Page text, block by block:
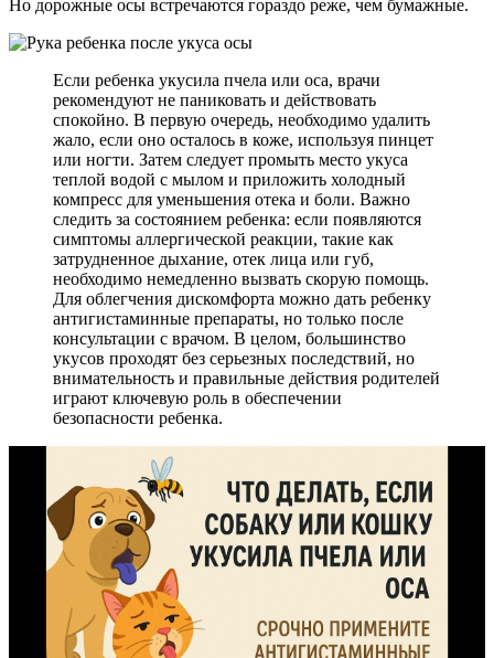
Но дорожные осы встречаются гораздо реже, чем бумажные.
Если ребенка укусила пчела или оса, врачи
рекомендуют не паниковать и действовать
спокойно. В первую очередь, необходимо удалить
жало, если оно осталось в коже, используя пинцет
или ногти. Затем следует промыть место укуса
теплой водой с мылом и приложить холодный
компресс для уменьшения отека и боли. Важно
следить за состоянием ребенка: если появляются
симптомы аллергической реакции, такие как
затрудненное дыхание, отек лица или губ,
необходимо немедленно вызвать скорую помощь.
Для облегчения дискомфорта можно дать ребенку
антигистаминные препараты, но только после
консультации с врачом. В целом, большинство
укусов проходят без серьезных последствий, но
внимательность и правильные действия родителей
играют ключевую роль в обеспечении
безопасности ребенка.